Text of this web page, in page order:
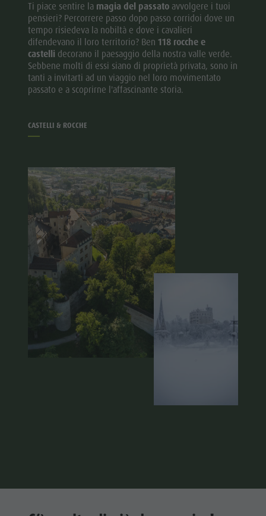
Ti piace sentire la magia del passato avvolgere i tuoi
pensieri? Percorrere passo dopo passo corridoi dove un
tempo risiedeva la nobiltà e dove i cavalieri
difendevano il loro territorio? Ben118 rocche e
castelli decorano il paesaggio della nostra valle verde.
Sebbene molti di essi siano di proprietà privata, sono in
tanti a invitarti ad un viaggio nel loro movimentato
passato e a scoprirne l'affascinante storia.
CASTELLI & ROCCHE